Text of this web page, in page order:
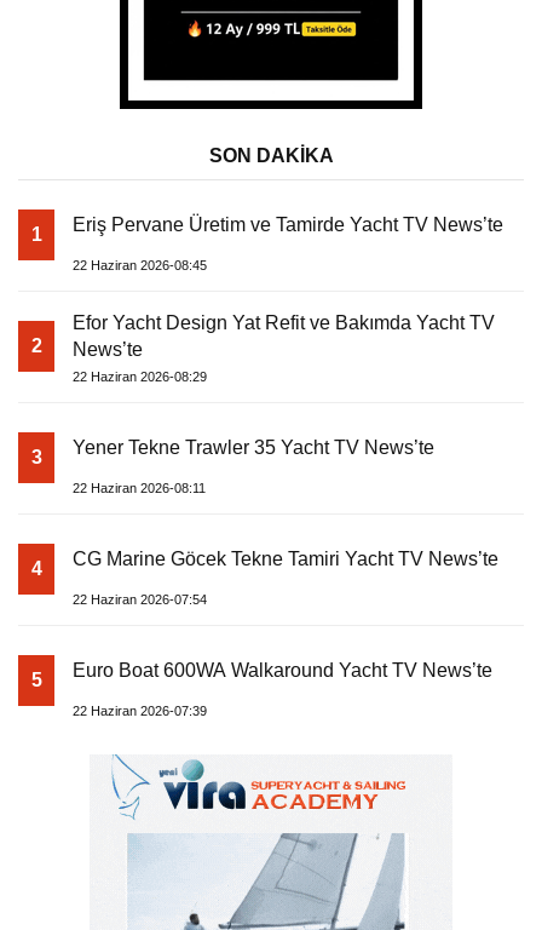
SON DAKİKA
1 Eriş Pervane Üretim ve Tamirde Yacht TV News’te
22 Haziran 2026-08:45
2
Efor Yacht Design Yat Refit ve Bakımda Yacht TV
News’te
22 Haziran 2026-08:29
3 Yener Tekne Trawler 35 Yacht TV News’te
22 Haziran 2026-08:11
4 CG Marine Göcek Tekne Tamiri Yacht TV News’te
22 Haziran 2026-07:54
5 Euro Boat 600WA Walkaround Yacht TV News’te
22 Haziran 2026-07:39